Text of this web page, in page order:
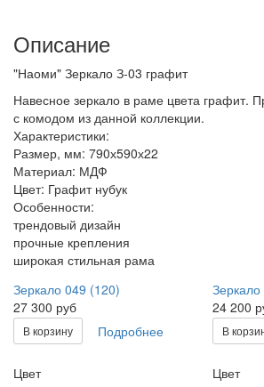
Описание
"Наоми" Зеркало З-03 графит
Навесное зеркало в раме цвета графит.
с комодом из данной коллекции.
Характеристики:
Размер, мм: 790х590х22
Материал: МДФ
Цвет: Графит нубук
Особенности:
трендовый дизайн
прочные крепления
широкая стильная рама
Зеркало 049 (120)
27 300 руб
В корзину Подробнее
Цвет
24 200
В
Цвет